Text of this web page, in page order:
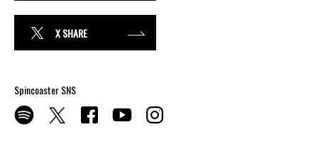
X SHARE
Spincoaster SNS